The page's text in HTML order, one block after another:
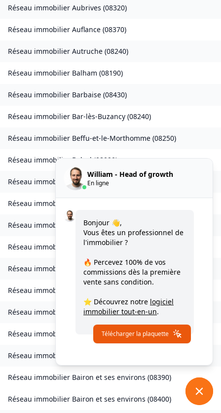
Réseau immobilier Aubrives (08320)
Réseau immobilier Auflance (08370)
Réseau immobilier Autruche (08240)
Réseau immobilier Balham (08190)
Réseau immobilier Barbaise (08430)
Réseau immobilier Bar-lès-Buzancy (08240)
Réseau immobilier Beffu-et-le-Morthomme (08250)
Réseau immobilierBelval(08090)
Réseau immobilierBelval-Bois-des-Dames
Réseau immobilier
Réseau immobilier Bogny-sur-Meuse
Réseau immobilier Brévilly(08140)
Réseau immobilier Bulson(08450)
Réseau immobilier
Réseau immobilier Chalandry-Elaire(08160)
Réseau immobilier Chardeny(08400)
Réseau immobilier
Réseau immobilier Bairon et ses environs (08390)
Réseau immobilier Bairon et ses environs (08400)
William - Head of growth
En ligne
Bonjour 👋,
Vous êtes un professionnel de
l'immobilier ?
🔥 Percevez 100% de vos
commissions dès la première
vente sans condition.
⭐ Découvrez notre logiciel
immobilier tout-en-un.
Télécharger la plaquette